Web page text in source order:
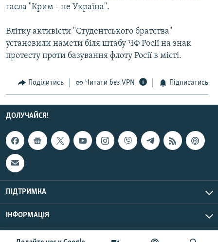
Усі сайти RFE/RL
гасла "Крим - не Україна".
Влітку активісти "Студентського братства"
установили намети біля штабу ЧФ Росії на знак
протесту проти базування флоту Росії в місті.
Поділитись Читати без VPN Підписатись
ДОЛУЧАЙСЯ!
ПІДТРИМКА
ІНФОРМАЦІЯ